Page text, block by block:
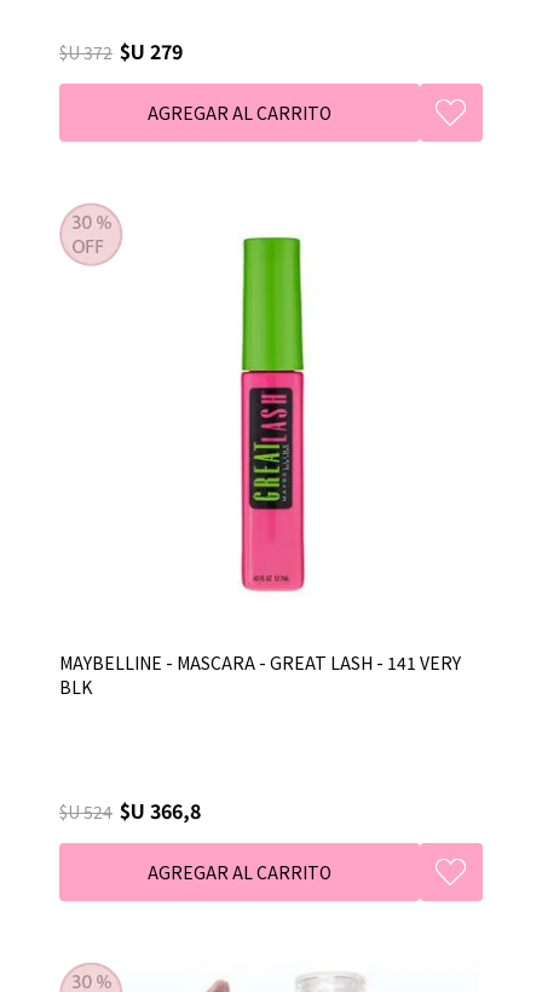
$U 372 $U 279
MAYBELLINE - MASCARA - GREAT LASH - 141 VERY
BLK
$U 524 $U 366,8